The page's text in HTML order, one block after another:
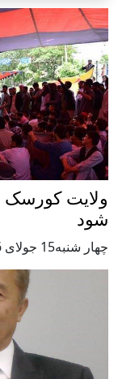
ولایت کورسک
شود
چهار شنبه15 جولای 2026